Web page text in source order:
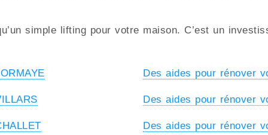
simple lifting pour votre maison. C’est un
Des aides pour rénover
Des aides pour rénover
Des aides pour rénover